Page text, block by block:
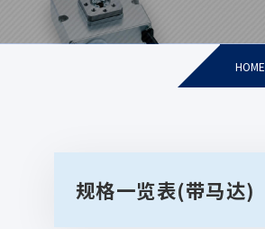
HOME
规格一览表(带马达)